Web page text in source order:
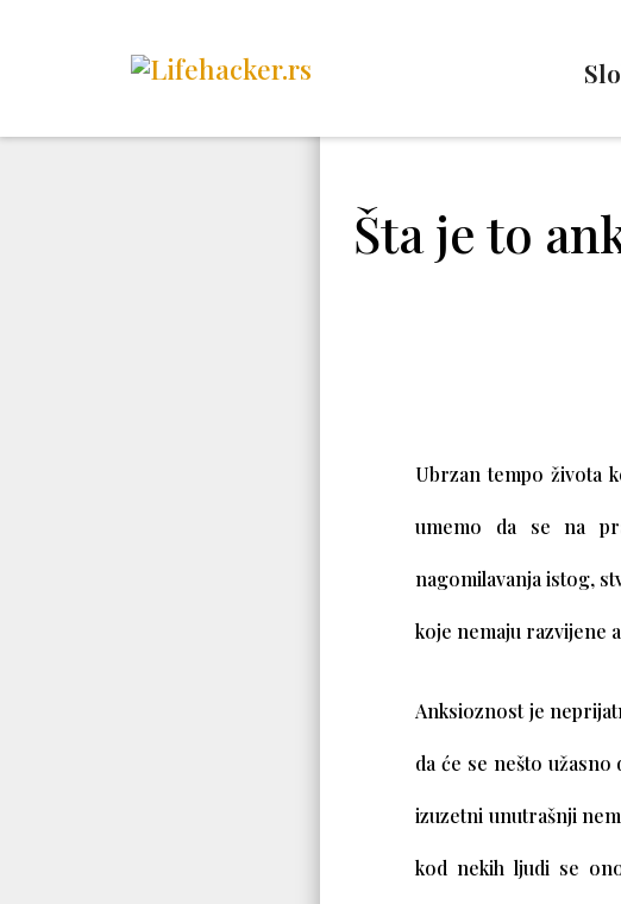
Šta je to
Ubrzan tempo života
umemo da se na
nagomilavanja istog,
koje nemaju razvijene
Anksioznost je
da će se nešto
izuzetni unutrašnji
kod nekih ljudi se